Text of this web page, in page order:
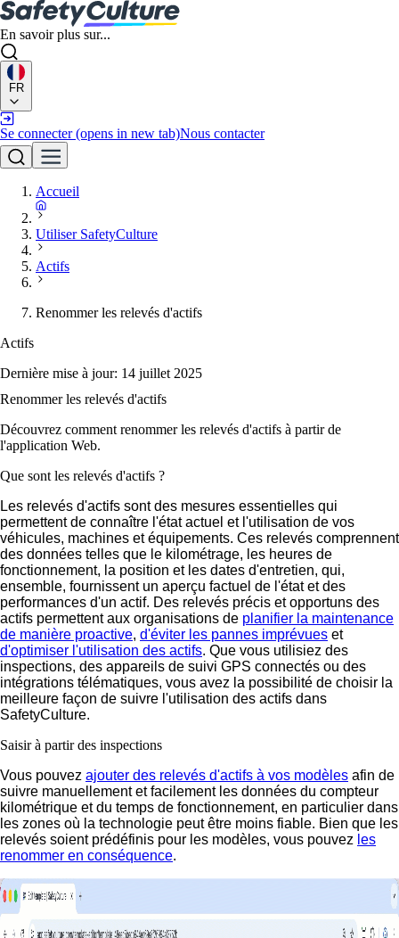
En savoir plus sur...
FR
Se connecter (opens in new tab)Nous contacter
Accueil
Utiliser SafetyCulture
Actifs
Renommer les relevés d'actifs
Actifs
Dernière mise à jour: 14 juillet 2025
Renommer les relevés d'actifs
Découvrez comment renommer les relevés d'actifs à partir de
l'application Web.
Que sont les relevés d'actifs ?
Les relevés d'actifs sont des mesures essentielles qui
permettent de connaître l'état actuel et l'utilisation de vos
véhicules, machines et équipements. Ces relevés comprennent
des données telles que le kilométrage, les heures de
fonctionnement, la position et les dates d'entretien, qui,
ensemble, fournissent un aperçu factuel de l'état et des
performances d'un actif. Des relevés précis et opportuns des
actifs permettent aux organisations de planifier la maintenance
de manière proactive, d'éviter les pannes imprévues et
d'optimiser l'utilisation des actifs. Que vous utilisiez des
inspections, des appareils de suivi GPS connectés ou des
intégrations télématiques, vous avez la possibilité de choisir la
meilleure façon de suivre l'utilisation des actifs dans
SafetyCulture.
Saisir à partir des inspections
Vous pouvez ajouter des relevés d'actifs à vos modèles afin de
suivre manuellement et facilement les données du compteur
kilométrique et du temps de fonctionnement, en particulier dans
les zones où la technologie peut être moins fiable. Bien que les
relevés soient prédéfinis pour les modèles, vous pouvez les
renommer en conséquence.